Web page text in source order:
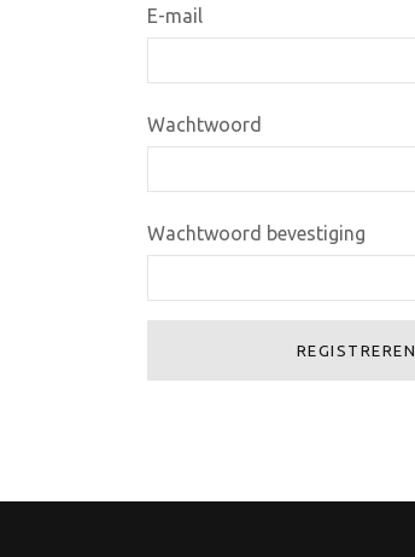
E-mail
Wachtwoord
Wachtwoord bevestiging
REGISTREREN